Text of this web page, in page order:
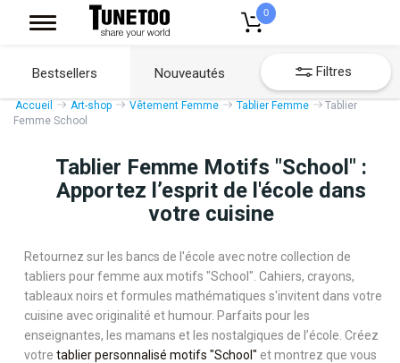
0
Bestsellers Nouveautés Filtres
Accueil Art-shop Vêtement Femme Tablier Femme
Tablier
Femme School
Tablier Femme Motifs "School" :
Apportez l’esprit de l'école dans
votre cuisine
Retournez sur les bancs de l'école avec notre collection de
tabliers pour femme aux motifs "School". Cahiers, crayons,
tableaux noirs et formules mathématiques s'invitent dans votre
cuisine avec originalité et humour. Parfaits pour les
enseignantes, les mamans et les nostalgiques de l’école. Créez
votre tablier personnalisé motifs "School" et montrez que vous